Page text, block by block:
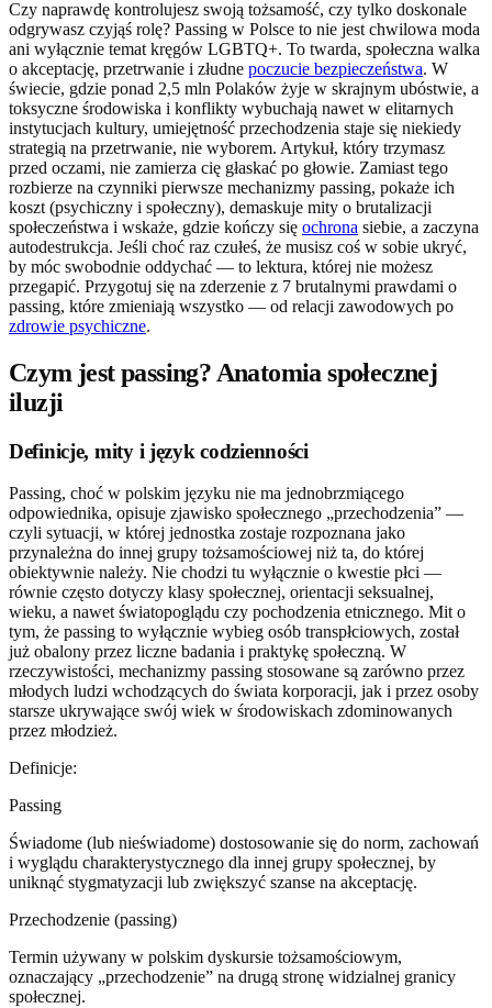
Czy naprawdę kontrolujesz swoją tożsamość, czy tylko doskonale
odgrywasz czyjąś rolę? Passing w Polsce to nie jest chwilowa moda
ani wyłącznie temat kręgów LGBTQ+. To twarda, społeczna walka
o akceptację, przetrwanie i złudne poczucie bezpieczeństwa. W
świecie, gdzie ponad 2,5 mln Polaków żyje w skrajnym ubóstwie, a
toksyczne środowiska i konflikty wybuchają nawet w elitarnych
instytucjach kultury, umiejętność przechodzenia staje się niekiedy
strategią na przetrwanie, nie wyborem. Artykuł, który trzymasz
przed oczami, nie zamierza cię głaskać po głowie. Zamiast tego
rozbierze na czynniki pierwsze mechanizmy passing, pokaże ich
koszt (psychiczny i społeczny), demaskuje mity o brutalizacji
społeczeństwa i wskaże, gdzie kończy się ochrona siebie, a zaczyna
autodestrukcja. Jeśli choć raz czułeś, że musisz coś w sobie ukryć,
by móc swobodnie oddychać — to lektura, której nie możesz
przegapić. Przygotuj się na zderzenie z 7 brutalnymi prawdami o
passing, które zmieniają wszystko — od relacji zawodowych po
zdrowie psychiczne.
Czym jest passing? Anatomia społecznej
iluzji
Definicje, mity i język codzienności
Passing, choć w polskim języku nie ma jednobrzmiącego
odpowiednika, opisuje zjawisko społecznego „przechodzenia” —
czyli sytuacji, w której jednostka zostaje rozpoznana jako
przynależna do innej grupy tożsamościowej niż ta, do której
obiektywnie należy. Nie chodzi tu wyłącznie o kwestie płci —
równie często dotyczy klasy społecznej, orientacji seksualnej,
wieku, a nawet światopoglądu czy pochodzenia etnicznego. Mit o
tym, że passing to wyłącznie wybieg osób transpłciowych, został
już obalony przez liczne badania i praktykę społeczną. W
rzeczywistości, mechanizmy passing stosowane są zarówno przez
młodych ludzi wchodzących do świata korporacji, jak i przez osoby
starsze ukrywające swój wiek w środowiskach zdominowanych
przez młodzież.
Definicje:
Passing
Świadome (lub nieświadome) dostosowanie się do norm, zachowań
i wyglądu charakterystycznego dla innej grupy społecznej, by
uniknąć stygmatyzacji lub zwiększyć szanse na akceptację.
Przechodzenie (passing)
Termin używany w polskim dyskursie tożsamościowym,
oznaczający „przechodzenie” na drugą stronę widzialnej granicy
społecznej.